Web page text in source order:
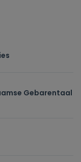
Gebarentaal